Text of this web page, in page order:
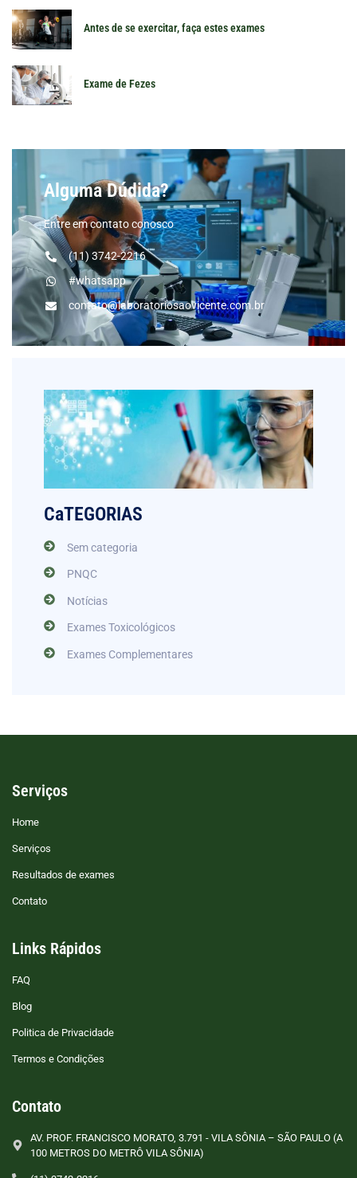
Antes de se exercitar, faça estes exames
Exame de Fezes
Alguma Dúdida?
Entre em contato conosco
(11) 3742-2216
#whatsapp
contato@laboratoriosaovicente.com.br
CaTEGORIAS
Sem categoria
PNQC
Notícias
Exames Toxicológicos
Exames Complementares
Serviços
Home
Serviços
Resultados de exames
Contato
Links Rápidos
FAQ
Blog
Politica de Privacidade
Termos e Condições
Contato
AV. PROF. FRANCISCO MORATO, 3.791 - VILA SÔNIA – SÃO PAULO (A
100 METROS DO METRÔ VILA SÔNIA)